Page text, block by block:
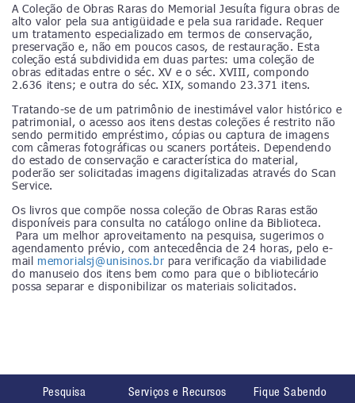
A Coleção de Obras Raras do Memorial Jesuíta figura obras de
alto valor pela sua antigüidade e pela sua raridade. Requer
um tratamento especializado em termos de conservação,
preservação e, não em poucos casos, de restauração. Esta
coleção está subdividida em duas partes: uma coleção de
obras editadas entre o séc. XV e o séc. XVIII, compondo
2.636 itens; e outra do séc. XIX, somando 23.371 itens.
Tratando-se de um patrimônio de inestimável valor histórico e
patrimonial, o acesso aos itens destas coleções é restrito não
sendo permitido empréstimo, cópias ou captura de imagens
com câmeras fotográficas ou scaners portáteis. Dependendo
do estado de conservação e característica do material,
poderão ser solicitadas imagens digitalizadas através do Scan
Service.
Os livros que compõe nossa coleção de Obras Raras estão
disponíveis para consulta no catálogo online da Biblioteca.
Para um melhor aproveitamento na pesquisa, sugerimos o
agendamento prévio, com antecedência de 24 horas, pelo e-
mail memorialsj@unisinos.br para verificação da viabilidade
do manuseio dos itens bem como para que o bibliotecário
possa separar e disponibilizar os materiais solicitados.
Pesquisa Serviços e Recursos Fique Sabendo